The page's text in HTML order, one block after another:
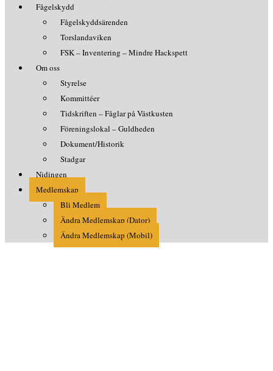
Fågelskydd
Fågelskyddsärenden
Torslandaviken
FSK – Inventering – Mindre Hackspett
Om oss
Styrelse
Kommittéer
Tidskriften – Fåglar på Västkusten
Föreningslokal – Guldheden
Dokument/Historik
Stadgar
Nidingen
Medlemskap
Bli Medlem
Ändra Medlemskap (Dator)
Ändra Medlemskap (Mobil)